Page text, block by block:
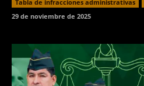
⁠Tabla de infracciones administrativas
29 de noviembre de 2025